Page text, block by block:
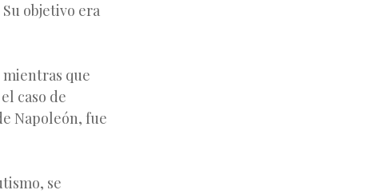
objetivo era
que
caso de
Napoleón, fue
se